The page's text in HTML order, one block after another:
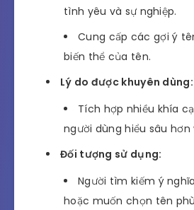
tình yêu và sự nghiệp.
Cung cấp các gợi ý
biến thể của tên.
Lý do được khuyên dùng:
Tích hợp nhiều khía
người dùng hiểu sâu hơn
Đối tượng sử dụng:
Người tìm kiếm ý
hoặc muốn chọn tên